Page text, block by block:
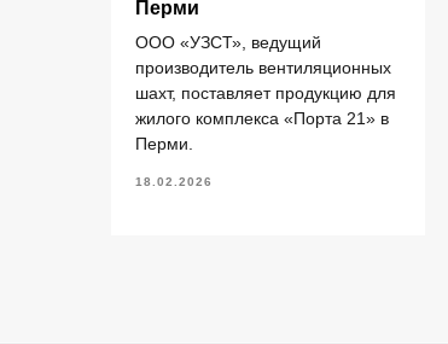
Перми
ООО «УЗСТ», ведущий
производитель вентиляционных
шахт, поставляет продукцию для
жилого комплекса «Порта 21» в
Перми.
18.02.2026
Элементы теплотрасс
Элементы лестниц